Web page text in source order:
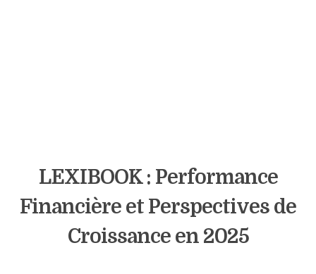
LEXIBOOK : Performance
Financière et Perspectives de
Croissance en 2025